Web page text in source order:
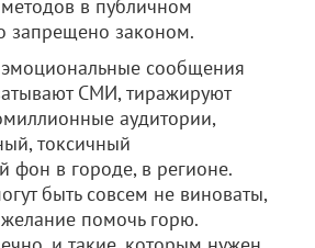
в публичном
запрещено законом.
сообщения
СМИ, тиражируют
аудитории,
токсичный
в городе, в регионе.
быть совсем не виноваты,
помочь горю.